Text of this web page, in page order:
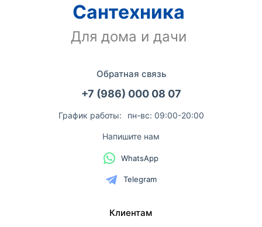
Сантехника
Для дома и дачи
Обратная связь
+7 (986) 000 08 07
График работы: пн-вс: 09:00-20:00
Напишите нам
WhatsApp
Telegram
Клиентам